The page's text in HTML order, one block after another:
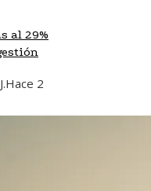
al 29%
Hace 2